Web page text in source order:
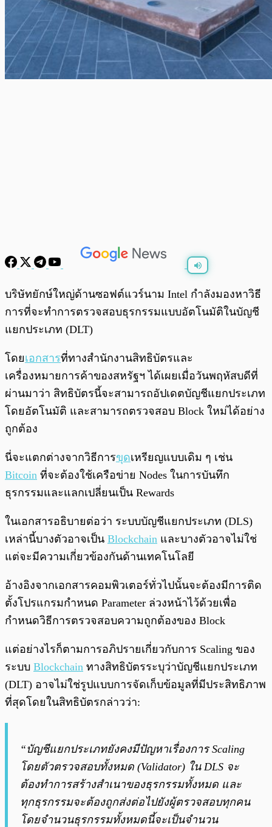
พร้อมเล่น 0:00
บริษัทยักษ์ใหญ่ด้านซอฟต์แวร์นาม Intel กำลังมองหาวิธี
การที่จะทำการตรวจสอบธุรกรรมแบบอัตโนมัติในบัญชี
แยกประเภท (DLT)
โดยเอกสารที่ทางสำนักงานสิทธิบัตรและ
เครื่องหมายการค้าของสหรัฐฯ ได้เผยเมื่อวันพฤหัสบดีที่
ผ่านมาว่า สิทธิบัตรนี้จะสามารถอัปเดตบัญชีแยกประเภท
โดยอัตโนมัติ และสามารถตรวจสอบ Block ใหม่ได้อย่าง
ถูกต้อง
นี่จะแตกต่างจากวิธีการขุดเหรียญแบบเดิม ๆ เช่น
Bitcoin ที่จะต้องใช้เครือข่าย Nodes ในการบันทึก
ธุรกรรมและแลกเปลี่ยนเป็น Rewards
ในเอกสารอธิบายต่อว่า ระบบบัญชีแยกประเภท (DLS)
เหล่านี้บางตัวอาจเป็น Blockchain และบางตัวอาจไม่ใช่
แต่จะมีความเกี่ยวข้องกันด้านเทคโนโลยี
อ้างอิงจากเอกสารคอมพิวเตอร์ทั่วไปนั้นจะต้องมีการติด
ตั้งโปรแกรมกำหนด Parameter ล่วงหน้าไว้ด้วยเพื่อ
กำหนดวิธีการตรวจสอบความถูกต้องของ Block
แต่อย่างไรก็ตามการอภิปรายเกี่ยวกับการ Scaling ของ
ระบบ Blockchain ทางสิทธิบัตรระบุว่าบัญชีแยกประเภท
(DLT) อาจไม่ใช่รูปแบบการจัดเก็บข้อมูลที่มีประสิทธิภาพ
ที่สุดโดยในสิทธิบัตรกล่าวว่า:
“บัญชีแยกประเภทยังคงมีปัญหาเรื่องการ Scaling
โดยตัวตรวจสอบทั้งหมด (Validator) ใน DLS จะ
ต้องทำการสร้างสำเนาของธุรกรรมทั้งหมด และ
ทุกธุรกรรมจะต้องถูกส่งต่อไปยังผู้ตรวจสอบทุกคน
โดยจำนวนธุรกรรมทั้งหมดนี้จะเป็นจำนวน